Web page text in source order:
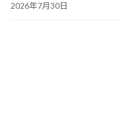
2026年7月30日